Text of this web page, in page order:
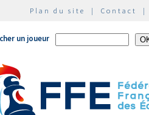
Plan du site | Contact |
un joueur